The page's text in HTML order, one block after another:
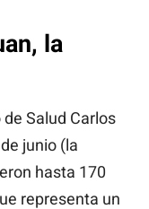
la
Salud Carlos
junio (la
hasta 170
representa un